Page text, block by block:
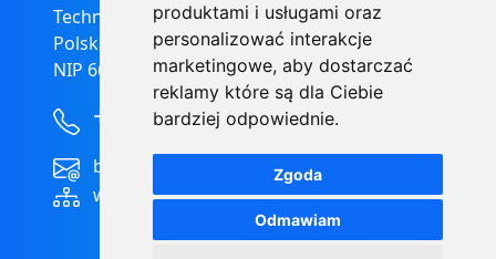
produktami i usługami oraz
personalizować interakcje
marketingowe, aby dostarczać
reklamy które są dla Ciebie
bardziej odpowiednie.
Zgoda
Odmawiam
Technical Grzegorz Tęgos
Polska, 62-600 Koło, ul. Toruńska 212
NIP 666-137-75-84, REGON 310288700
+48 63-27-25-478
biuro@technical.pl
www.technical.pl